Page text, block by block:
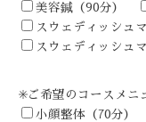
美容鍼（90分）
スウェディッシュ
スウェディッシュ
✳️ご希望のコースメニ
小顔整体（70分）